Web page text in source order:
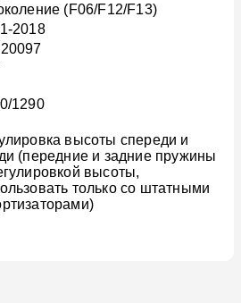
(F06/F12/F13)
2018
1290
высоты спереди и
(передние и задние пружины
высоты,
только со штатными